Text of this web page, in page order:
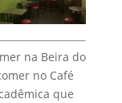
na Beira do
no Café
que